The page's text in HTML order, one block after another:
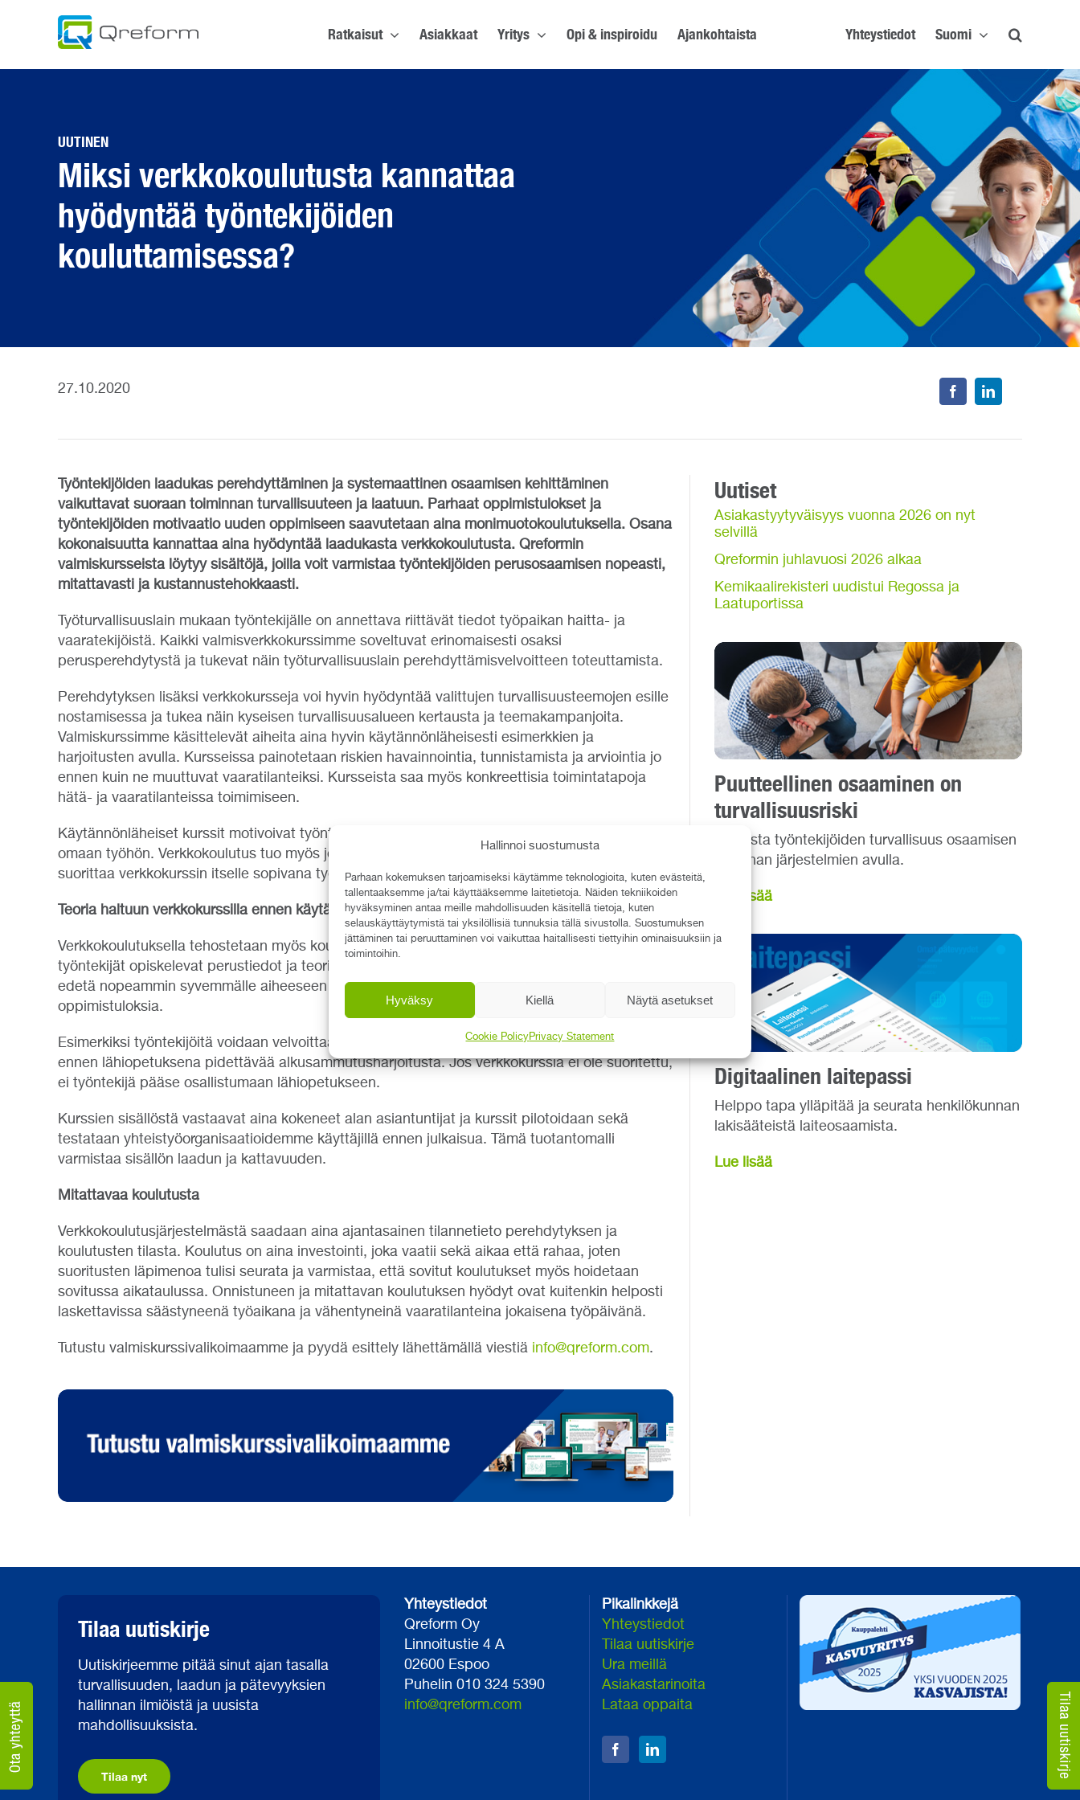
Hallinnoi suostumusta
Parhaan kokemuksen tarjoamiseksi käytämme teknologioita, kuten evästeitä,
tallentaaksemme ja/tai käyttääksemme laitetietoja. Näiden tekniikoiden
hyväksyminen antaa meille mahdollisuuden käsitellä tietoja, kuten
selauskäyttäytymistä tai yksilöllisiä tunnuksia tällä sivustolla. Suostumuksen
jättäminen tai peruuttaminen voi vaikuttaa haitallisesti tiettyihin ominaisuuksiin ja
toimintoihin.
Hyväksy Kiellä Näytä asetukset
Cookie PolicyPrivacy Statement
Ratkaisut Asiakkaat Yritys Opi & inspiroidu Ajankohtaista Yhteystiedot Suomi
UUTINEN
Miksi verkkokoulutusta kannattaa
hyödyntää työntekijöiden
kouluttamisessa?
27.10.2020
Työntekijöiden laadukas perehdyttäminen ja systemaattinen osaamisen kehittäminen
vaikuttavat suoraan toiminnan turvallisuuteen ja laatuun. Parhaat oppimistulokset ja
työntekijöiden motivaatio uuden oppimiseen saavutetaan aina monimuotokoulutuksella. Osana
kokonaisuutta kannattaa aina hyödyntää laadukasta verkkokoulutusta. Qreformin
valmiskursseista löytyy sisältöjä, joilla voit varmistaa työntekijöiden perusosaamisen nopeasti,
mitattavasti ja kustannustehokkaasti.
Työturvallisuuslain mukaan työntekijälle on annettava riittävät tiedot työpaikan haitta- ja
vaaratekijöistä. Kaikki valmisverkkokurssimme soveltuvat erinomaisesti osaksi
perusperehdytystä ja tukevat näin työturvallisuuslain perehdyttämisvelvoitteen toteuttamista.
Perehdytyksen lisäksi verkkokursseja voi hyvin hyödyntää valittujen turvallisuusteemojen esille
nostamisessa ja tukea näin kyseisen turvallisuusalueen kertausta ja teemakampanjoita.
Valmiskurssimme käsittelevät aiheita aina hyvin käytännönläheisesti esimerkkien ja
harjoitusten avulla. Kursseissa painotetaan riskien havainnointia, tunnistamista ja arviointia jo
ennen kuin ne muuttuvat vaaratilanteiksi. Kursseista saa myös konkreettisia toimintatapoja
hätä- ja vaaratilanteissa toimimiseen.
Käytännönläheiset kurssit motivoivat työntekijöitä, koska niistä koetaan saavan aidosti hyötyä
omaan työhön. Verkkokoulutus tuo myös joustavuutta koulutukseen, kun työntekijä voi
suorittaa verkkokurssin itselle sopivana työaikana.
Teoria haltuun verkkokurssilla ennen käytännön harjoittelua
Verkkokoulutuksella tehostetaan myös kouluttajien tai perehdyttäjien ajankäyttöä. Kun
työntekijät opiskelevat perustiedot ja teorian verkkokurssilla, käytännön harjoittelussa voidaan
edetä nopeammin syvemmälle aiheeseen ja tehostaa näin kaikkien ajankäyttöä sekä tietysti
oppimistuloksia.
Esimerkiksi työntekijöitä voidaan velvoittaa suorittamaan paloturvallisuuden verkkokoulutus
ennen lähiopetuksena pidettävää alkusammutusharjoitusta. Jos verkkokurssia ei ole suoritettu,
ei työntekijä pääse osallistumaan lähiopetukseen.
Kurssien sisällöstä vastaavat aina kokeneet alan asiantuntijat ja kurssit pilotoidaan sekä
testataan yhteistyöorganisaatioidemme käyttäjillä ennen julkaisua. Tämä tuotantomalli
varmistaa sisällön laadun ja kattavuuden.
Mitattavaa koulutusta
Verkkokoulutusjärjestelmästä saadaan aina ajantasainen tilannetieto perehdytyksen ja
koulutusten tilasta. Koulutus on aina investointi, joka vaatii sekä aikaa että rahaa, joten
suoritusten läpimenoa tulisi seurata ja varmistaa, että sovitut koulutukset myös hoidetaan
sovitussa aikataulussa. Onnistuneen ja mitattavan koulutuksen hyödyt ovat kuitenkin helposti
laskettavissa säästyneenä työaikana ja vähentyneinä vaaratilanteina jokaisena työpäivänä.
Tutustu valmiskurssivalikoimaamme ja pyydä esittely lähettämällä viestiä info@qreform.com.
Uutiset
Asiakastyytyväisyys vuonna 2026 on nyt
selvillä
Qreformin juhlavuosi 2026 alkaa
Kemikaalirekisteri uudistui Regossa ja
Laatuportissa
Puutteellinen osaaminen on
turvallisuusriski
Varmista työntekijöiden turvallisuus osaamisen
hallinnan järjestelmien avulla.
Lue lisää
Digitaalinen laitepassi
Helppo tapa ylläpitää ja seurata henkilökunnan
lakisääteistä laiteosaamista.
Lue lisää
Tilaa uutiskirje
Uutiskirjeemme pitää sinut ajan tasalla
turvallisuuden, laadun ja pätevyyksien
hallinnan ilmiöistä ja uusista
mahdollisuuksista.
Tilaa nyt
Yhteystiedot
Qreform Oy
Linnoitustie 4 A
02600 Espoo
Puhelin 010 324 5390
info@qreform.com
Pikalinkkejä
Yhteystiedot
Tilaa uutiskirje
Ura meillä
Asiakastarinoita
Lataa oppaita